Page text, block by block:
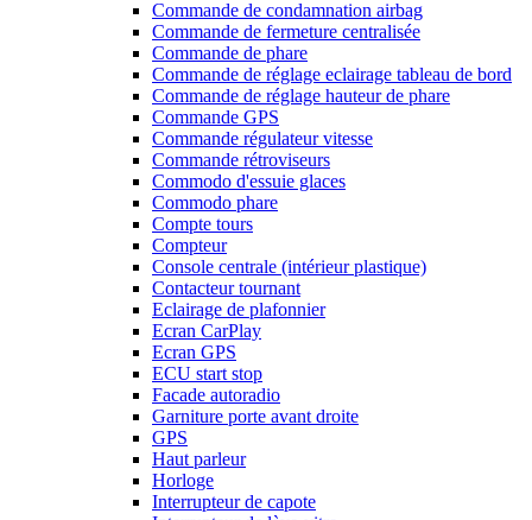
Commande de condamnation airbag
Commande de fermeture centralisée
Commande de phare
Commande de réglage eclairage tableau de bord
Commande de réglage hauteur de phare
Commande GPS
Commande régulateur vitesse
Commande rétroviseurs
Commodo d'essuie glaces
Commodo phare
Compte tours
Compteur
Console centrale (intérieur plastique)
Contacteur tournant
Eclairage de plafonnier
Ecran CarPlay
Ecran GPS
ECU start stop
Facade autoradio
Garniture porte avant droite
GPS
Haut parleur
Horloge
Interrupteur de capote